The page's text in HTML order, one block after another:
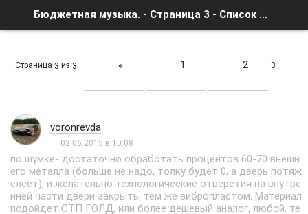
Бюджетная музыка. - Страница 3 - Список форумов
Страница 3 из 3 « 1 2 3
voronrevda
02.06.2015 в 10:08
по шумке- достаточно обработать процентов 60-70 внешн
его металла (больше не надо, толку будет 0, а дверь потяж
елеет), и желательно технологические отверстия на внутре
нней части двери закрыть, тем же вибропластом. Материал
подойдет СТП ГОЛД, или более дешевый аналог, любой. те